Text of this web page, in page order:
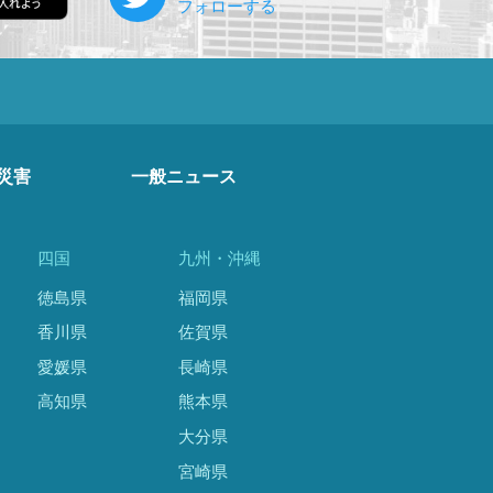
害 一般ニュース
四国
徳島県
香川県
愛媛県
高知県
九州・沖縄
福岡県
佐賀県
長崎県
熊本県
大分県
宮崎県